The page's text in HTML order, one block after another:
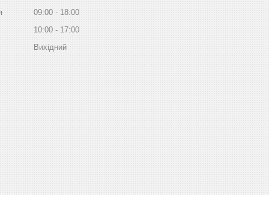
09:00
18:00
10:00
17:00
Вихідний